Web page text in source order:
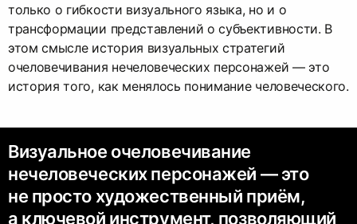
только о гибкости визуального языка, но и о
трансформации представлений о субъективности. В
этом смысле история визуальных стратегий
очеловечивания нечеловеческих персонажей — это
история того, как менялось понимание человеческого.
Визуальное очеловечивание
нечеловеческих персонажей — это
не просто художественный приём,
а ключевой инструмент, позволяющий